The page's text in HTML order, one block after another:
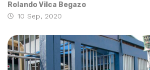
Rolando Vilca Begazo
10 Sep, 2020